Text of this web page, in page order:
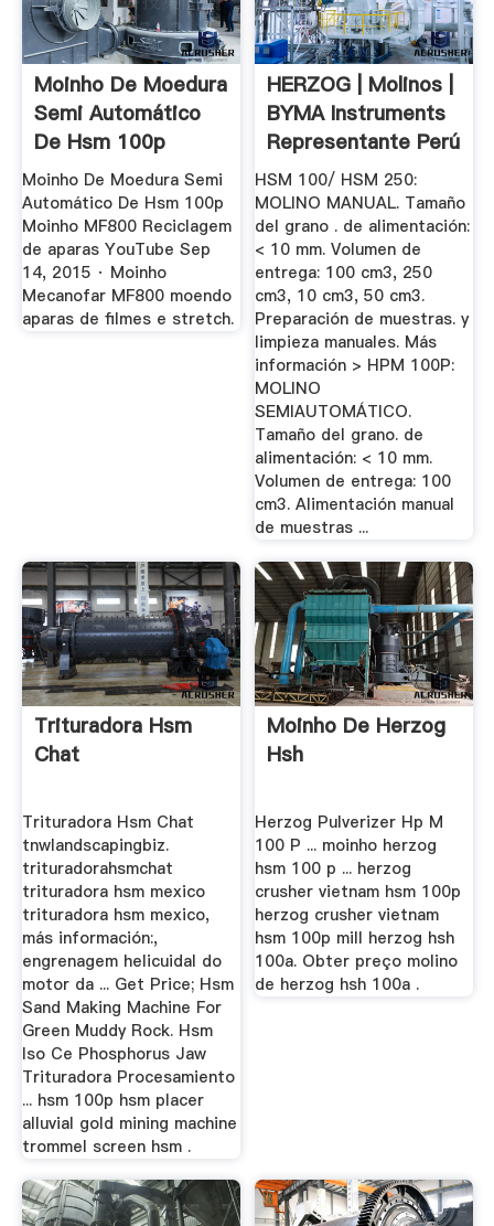
Moinho De Moedura
Semi Automático
De Hsm 100p
Moinho De Moedura Semi
Automático De Hsm 100p
Moinho MF800 Reciclagem
de aparas YouTube Sep
14, 2015 · Moinho
Mecanofar MF800 moendo
aparas de filmes e stretch.
HERZOG | Molinos |
BYMA Instruments
Representante Perú
Y ...
HSM 100/ HSM 250:
MOLINO MANUAL. Tamaño
del grano . de alimentación:
< 10 mm. Volumen de
entrega: 100 cm3, 250
cm3, 10 cm3, 50 cm3.
Preparación de muestras. y
limpieza manuales. Más
información > HPM 100P:
MOLINO
SEMIAUTOMÁTICO.
Tamaño del grano. de
alimentación: < 10 mm.
Volumen de entrega: 100
cm3. Alimentación manual
de muestras ...
Trituradora Hsm
Chat
Trituradora Hsm Chat
tnwlandscapingbiz.
trituradorahsmchat
trituradora hsm mexico
trituradora hsm mexico,
más información:,
engrenagem helicuidal do
motor da ... Get Price; Hsm
Sand Making Machine For
Green Muddy Rock. Hsm
Iso Ce Phosphorus Jaw
Trituradora Procesamiento
... hsm 100p hsm placer
alluvial gold mining machine
trommel screen hsm .
Moinho De Herzog
Hsh
Herzog Pulverizer Hp M
100 P ... moinho herzog
hsm 100 p ... herzog
crusher vietnam hsm 100p
herzog crusher vietnam
hsm 100p mill herzog hsh
100a. Obter preço molino
de herzog hsh 100a .